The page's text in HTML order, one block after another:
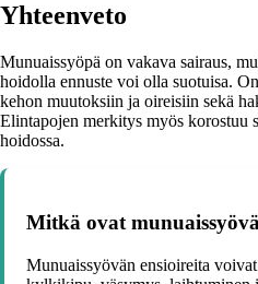
Yhteenveto
Munuaissyöpä on vakava sairaus,
hoidolla ennuste voi olla suotuisa.
kehon muutoksiin ja oireisiin sekä
Elintapojen merkitys myös korostuu
hoidossa.
Mitkä ovat
Munuaissyövän ensioireita